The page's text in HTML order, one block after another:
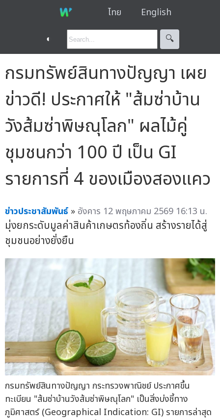
ไทย English
◐ 🔍︎
กรมทรัพย์สินทางปัญญา เผย
ข่าวดี! ประกาศให้ "ส้มซ่าบ้าน
วังส้มซ่าพิษณุโลก" ผลไม้คู่
ชุมชนกว่า 100 ปี เป็น GI
รายการที่ 4 ของเมืองสองแคว
ข่าวประชาสัมพันธ์ » อังคาร 12 พฤษภาคม 2569 16:13 น.
มุ่งยกระดับมูลค่าสินค้าเกษตรท้องถิ่น สร้างรายได้สู่
ชุมชนอย่างยั่งยืน
กรมทรัพย์สินทางปัญญา กระทรวงพาณิชย์ ประกาศขึ้น
ทะเบียน "ส้มซ่าบ้านวังส้มซ่าพิษณุโลก" เป็นสิ่งบ่งชี้ทาง
ภูมิศาสตร์ (Geographical Indication: GI) รายการล่าสุด